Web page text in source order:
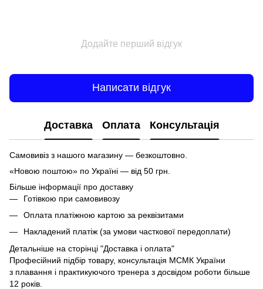
Додайте перший відгук
Написати відгук
Доставка Оплата Консультація
Самовивіз з нашого магазину — безкоштовно.
«Новою поштою» по Україні — від 50 грн.
Більше інформації про доставку
Готівкою при самовивозу
Оплата платіжною картою за реквізитами
Накладений платіж (за умови часткової передоплати)
Детальніше на сторінці "Доставка і оплата"
Професійний підбір товару, консультація МСМК України
з плавання і практикуючого тренера з досвідом роботи більше
12 років.